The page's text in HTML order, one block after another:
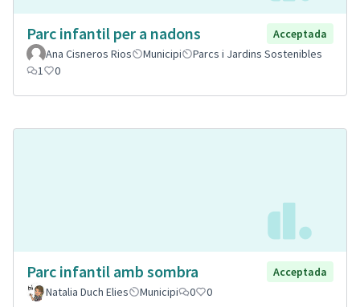
Parc infantil per a nadons
Acceptada
Ana Cisneros Rios
Municipi
Parcs i Jardins Sostenibles
1
0
Parc infantil amb sombra
Acceptada
Natalia Duch Elies
Municipi 0 0